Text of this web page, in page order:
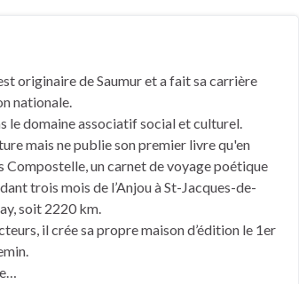
originaire de Saumur et a fait sa carrière
nationale.
le domaine associatif social et culturel.
mais ne publie son premier livre qu'en
Compostelle, un carnet de voyage poétique
trois mois de l’Anjou à St-Jacques-de-
soit 2220 km.
il crée sa propre maison d’édition le 1er